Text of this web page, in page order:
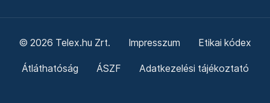
© 2026 Telex.hu Zrt. Impresszum Etikai kódex
Átláthatóság ÁSZF Adatkezelési tájékoztató